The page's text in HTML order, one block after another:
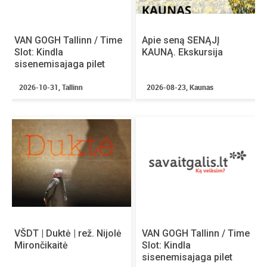
Nepraleisk renginio, kuris gali pakeisti tavo
????Įsigyk bilietą dabar
ir rezervuok savo vietą
tarp žmonių, kurie juda į priekį.
????️ Forum Pass
Bazinis bilietas dalyvauti konferencijoje.
✔️ Investicijų mugės erdvė
????️ Experience Pass
Daugiau turinio ir gilesnė patirtis.
✔️ Pagrindinių salių pranešimai
✔️ Investicijų mugės erdvė
prioriteto – vietos skiriamos po Premium /
Executive)
✔️ Pranešimų įrašai (Alfa salė)
VAN GOGH Tallinn / Time
Slot: Kindla
sisenemisajaga pilet
2026-10-31, Tallinn
Apie seną SENĄJĮ
KAUNĄ. Ekskursija
2026-08-23, Kaunas
VŠDT | Duktė | rež. Nijolė
Mirončikaitė
VAN GOGH Tallinn / Time
Slot: Kindla
sisenemisajaga pilet